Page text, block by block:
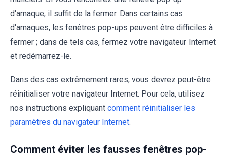
d'arnaque, il suffit de la fermer. Dans certains cas
d'arnaques, les fenêtres pop-ups peuvent être difficiles à
fermer ; dans de tels cas, fermez votre navigateur Internet
et redémarrez-le.
Dans des cas extrêmement rares, vous devrez peut-être
réinitialiser votre navigateur Internet. Pour cela, utilisez
nos instructions expliquant comment réinitialiser les
paramètres du navigateur Internet.
Comment éviter les fausses fenêtres pop-